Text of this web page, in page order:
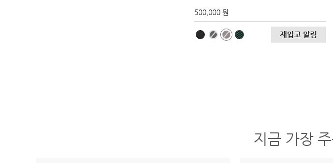
500,000 원
재입고 알림
지금 가장